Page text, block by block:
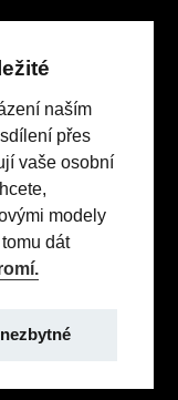
2023Comin.cz, s.r.o.
GROWITO
579 990 Kč,
osoby
naším
přes
vaše osobní
modely
dát